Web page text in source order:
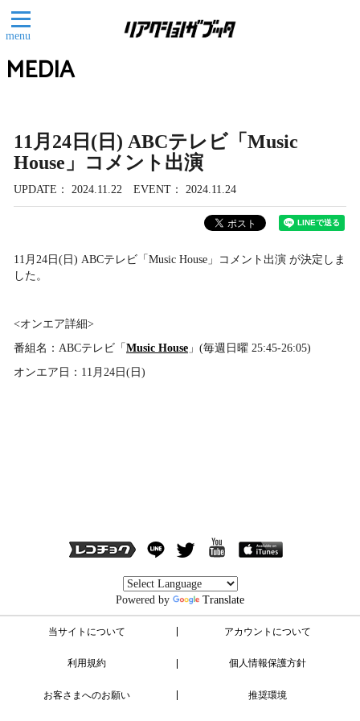
menu
MEDIA
11月24日(日) ABCテレビ「Music
House」コメント出演
UPDATE 2024.11.22 EVENT 2024.11.24
11月24日(日) ABCテレビ「Music House」コメント出演 が決定しま
した。
<オンエア詳細>
番組名：ABCテレビ「Music House 」(毎週日曜 25:45-26:05)
オンエア日：11月24日(日)
Powered by Translate
当サイトについて アカウントについて
利用規約 個人情報保護方針
お客さまへのお願い 推奨環境